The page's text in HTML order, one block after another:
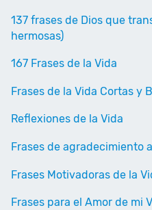
137 frases de Dios que
hermosas)
167 Frases de la Vida
Frases de la Vida Cortas y
Reflexiones de la Vida
Frases de agradecimiento
Frases Motivadoras de la
Frases para el Amor de mi